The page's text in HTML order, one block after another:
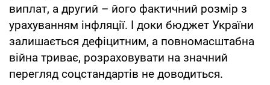
виплат, а другий – його фактичний розмір з
урахуванням інфляції. І доки бюджет України
залишається дефіцитним, а повномасштабна
війна триває, розраховувати на значний
перегляд соцстандартів не доводиться.